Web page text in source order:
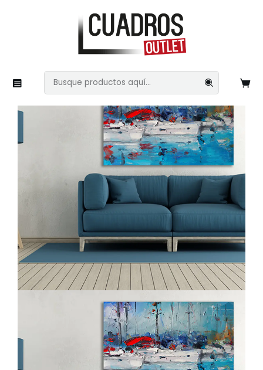
Imágenes Variadas Vehiculos
Pinturas 92